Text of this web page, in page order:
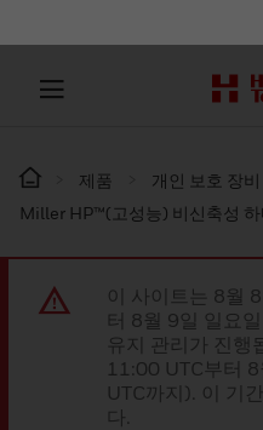
제품 개인 보호 장비
Miller HP™(고성능) 비신축성
이 사이트는 8월
터 8월 9일 일요
유지 관리가 진행
11:00 UTC부터
UTC까지). 이 기
다.